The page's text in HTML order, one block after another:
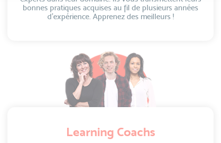
bonnes pratiques acquises au fil de plusieurs années
d’expérience. Apprenez des meilleurs !
Learning Coachs